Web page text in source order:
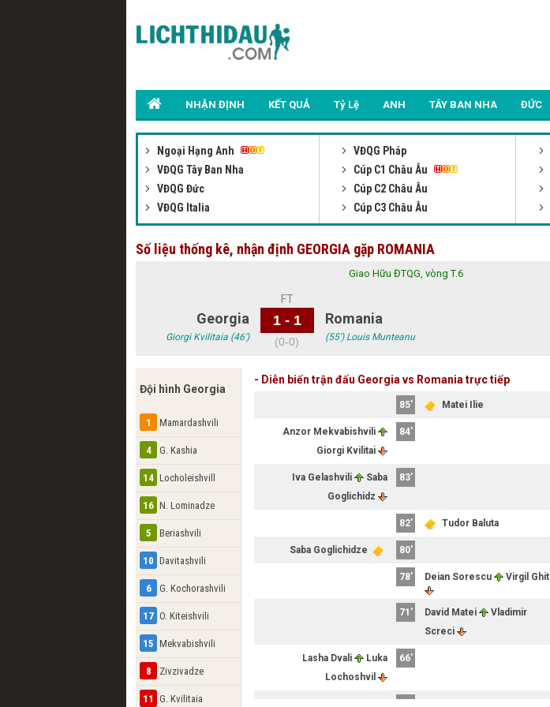
NHẬN ĐỊNH KẾT QUẢ Tỷ Lệ ANH TÂY BAN NHA ĐỨC
Ngoại Hạng Anh
VĐQG Tây Ban Nha
VĐQG Đức
VĐQG Italia
VĐQG Pháp
Cúp C1 Châu Âu
Cúp C2 Châu Âu
Cúp C3 Châu Âu
Số liệu thống kê, nhận định GEORGIA gặp ROMANIA
Giao Hữu ĐTQG, vòng T.6
Georgia
Giorgi Kvilitaia (46')
FT
1 - 1
(0-0)
Romania
(55') Louis Munteanu
Đội hình Georgia
1 Mamardashvili
4 G. Kashia
14 Locholeishvill
16 N. Lominadze
5 Beriashvili
10 Davitashvili
6 G. Kochorashvili
17 O. Kiteishvili
15 Mekvabishvili
8 Zivzivadze
11 G. Kvilitaia
- Diễn biến trận đấu Georgia vs Romania trực tiếp
85' Matei Ilie
Anzor Mekvabishvili
Giorgi Kvilitai
84'
Iva Gelashvili
Saba
Goglichidz
83'
82' Tudor Baluta
Saba Goglichidze 80'
78' Deian Sorescu Virgil Ghit
71' David Matei
Vladimir
Screci
Lasha Dvali
Luka
Lochoshvil
66'